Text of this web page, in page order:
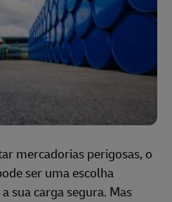
mercadorias perigosas, o
ser uma escolha
sua carga segura. Mas